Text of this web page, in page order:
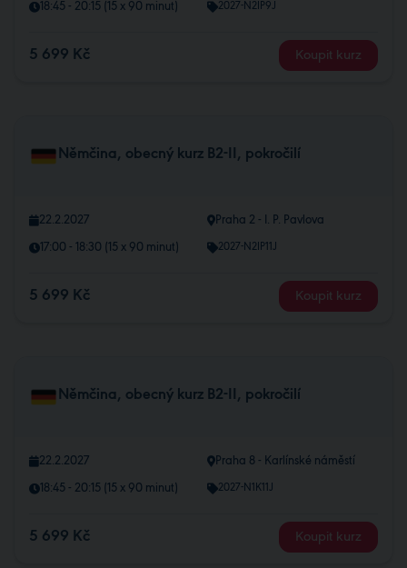
18:45 - 20:15 (15 x 90 minut) 2027-N2IP9J
5 699 Kč Koupit kurz
Němčina, obecný kurz B2-II, pokročilí
22.2.2027 Praha 2 - I. P. Pavlova
17:00 - 18:30 (15 x 90 minut) 2027-N2IP11J
5 699 Kč Koupit kurz
Němčina, obecný kurz B2-II, pokročilí
22.2.2027 Praha 8 - Karlínské náměstí
18:45 - 20:15 (15 x 90 minut) 2027-N1K11J
5 699 Kč Koupit kurz